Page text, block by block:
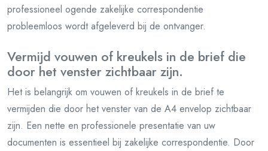
professioneel ogende zakelijke correspondentie
probleemloos wordt afgeleverd bij de ontvanger.
Vermijd vouwen of kreukels in de brief die
door het venster zichtbaar zijn.
Het is belangrijk om vouwen of kreukels in de brief te
vermijden die door het venster van de A4 envelop zichtbaar
zijn. Een nette en professionele presentatie van uw
documenten is essentieel bij zakelijke correspondentie. Door